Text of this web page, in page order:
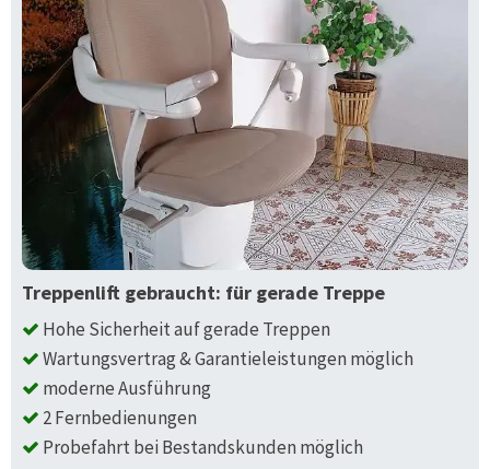
Treppenlift gebraucht: für gerade Treppe
Hohe Sicherheit auf gerade Treppen
Wartungsvertrag & Garantieleistungen möglich
moderne Ausführung
2 Fernbedienungen
Probefahrt bei Bestandskunden möglich